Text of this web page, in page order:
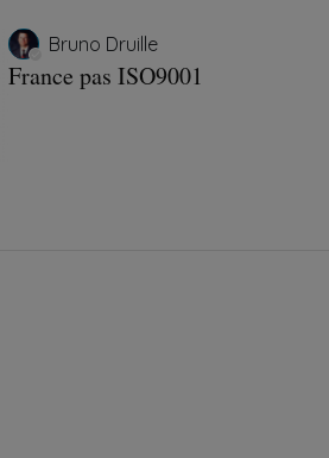
Bruno Druille
France pas ISO9001